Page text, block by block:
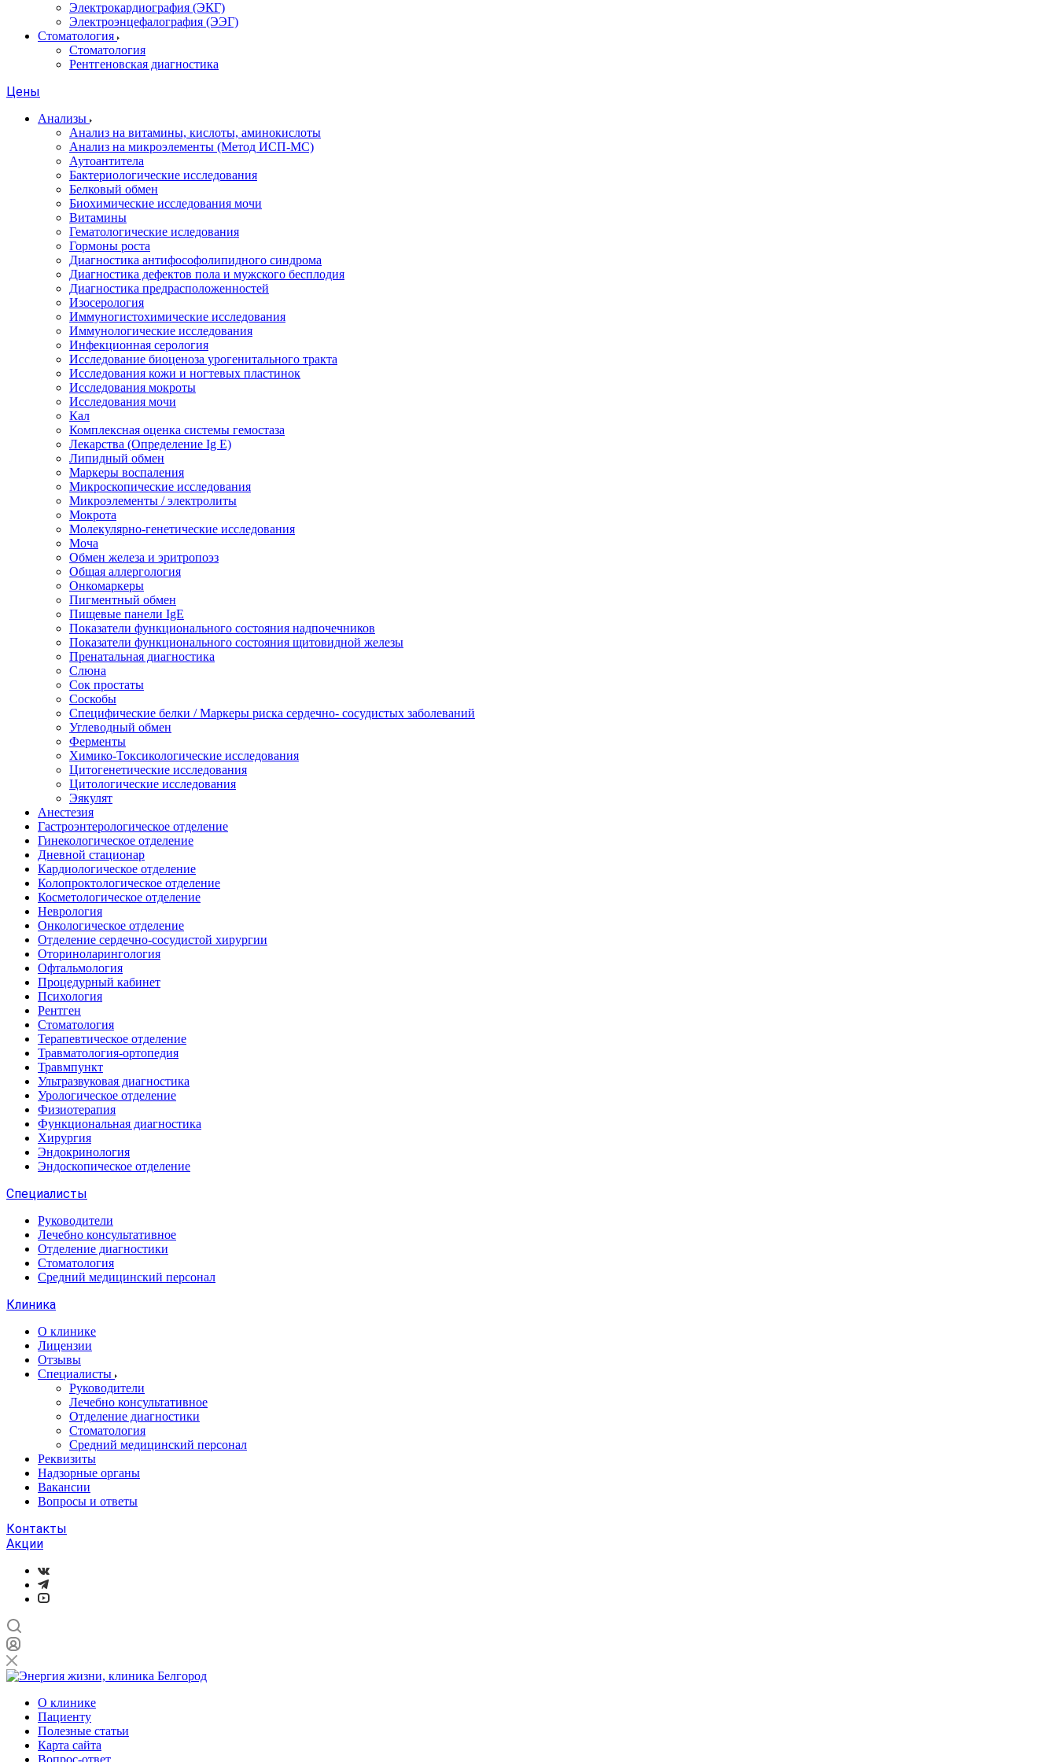
Электрокардиография (ЭКГ)
Электроэнцефалография (ЭЭГ)
Стоматология
Стоматология
Рентгеновская диагностика
Цены
Анализы
Анализ на витамины, кислоты, аминокислоты
Анализ на микроэлементы (Метод ИСП-МС)
Аутоантитела
Бактериологические исследования
Белковый обмен
Биохимические исследования мочи
Витамины
Гематологические иследования
Гормоны роста
Диагностика антифософолипидного синдрома
Диагностика дефектов пола и мужского бесплодия
Диагностика предрасположенностей
Изосерология
Иммуногистохимические исследования
Иммунологические исследования
Инфекционная серология
Исследование биоценоза урогенитального тракта
Исследования кожи и ногтевых пластинок
Исследования мокроты
Исследования мочи
Кал
Комплексная оценка системы гемостаза
Лекарства (Определение Ig E)
Липидный обмен
Маркеры воспаления
Микроскопические исследования
Микроэлементы / электролиты
Мокрота
Молекулярно-генетические исследования
Моча
Обмен железа и эритропоэз
Общая аллергология
Онкомаркеры
Пигментный обмен
Пищевые панели IgE
Показатели функционального состояния надпочечников
Показатели функционального состояния щитовидной железы
Пренатальная диагностика
Слюна
Сок простаты
Соскобы
Специфические белки / Маркеры риска сердечно- сосудистых заболеваний
Углеводный обмен
Ферменты
Химико-Токсикологические исследования
Цитогенетические исследования
Цитологические исследования
Эякулят
Анестезия
Гастроэнтерологическое отделение
Гинекологическое отделение
Дневной стационар
Кардиологическое отделение
Колопроктологическое отделение
Косметологическое отделение
Неврология
Онкологическое отделение
Отделение сердечно-сосудистой хирургии
Оториноларингология
Офтальмология
Процедурный кабинет
Психология
Рентген
Стоматология
Терапевтическое отделение
Травматология-ортопедия
Травмпункт
Ультразвуковая диагностика
Урологическое отделение
Физиотерапия
Функциональная диагностика
Хирургия
Эндокринология
Эндоскопическое отделение
Специалисты
Руководители
Лечебно консультативное
Отделение диагностики
Стоматология
Средний медицинский персонал
Клиника
О клинике
Лицензии
Отзывы
Специалисты
Руководители
Лечебно консультативное
Отделение диагностики
Стоматология
Средний медицинский персонал
Реквизиты
Надзорные органы
Вакансии
Вопросы и ответы
Контакты
Акции
О клинике
Пациенту
Полезные статьи
Карта сайта
Вопрос-ответ